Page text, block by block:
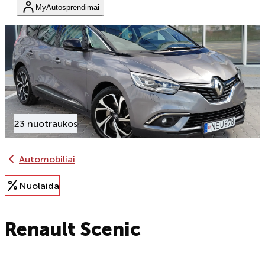
MyAutosprendimai
Nuolaida
23 nuotraukos
Automobiliai
Nuolaida
Renault Scenic